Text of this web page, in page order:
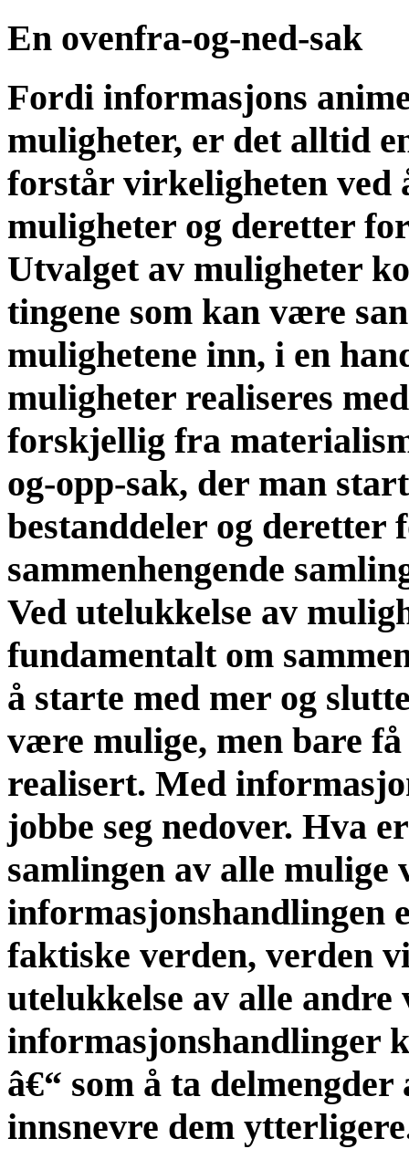
En ovenfra-og-ned-sak
Fordi informasjons
muligheter, er det alltid
forstår virkeligheten ved
muligheter og deretter
Utvalget av muligheter
tingene som kan være
mulighetene inn, i en
muligheter realiseres
forskjellig fra
og-opp-sak, der man
bestanddeler og deretter
sammenhengende
Ved utelukkelse av
fundamentalt om
å starte med mer og
være mulige, men bare
realisert. Med
jobbe seg nedover. Hva
samlingen av alle mulige
informasjonshandlingen
faktiske verden, verden
utelukkelse av alle andre
informasjonshandlinger
â€“ som å ta
innsnevre dem